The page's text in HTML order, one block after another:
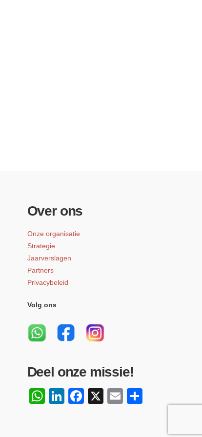
Over ons
Onze organisatie
Strategie
Jaarverslagen
Partners
Privacybeleid
Volg ons
Deel onze missie!
WhatsApp
LinkedIn
Facebook
X Email